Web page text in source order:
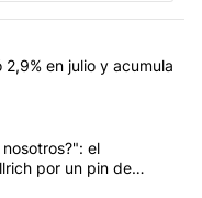
comentarios en los
inflación en CABA
en julio y acumula
qué 'nonoslodieron'
el
por un pin de